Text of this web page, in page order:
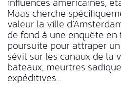
Maas cherche
valeur la ville
de fond à une enquête
poursuite pour attraper
sévit sur les canaux de la
bateaux, meurtres
expéditives…